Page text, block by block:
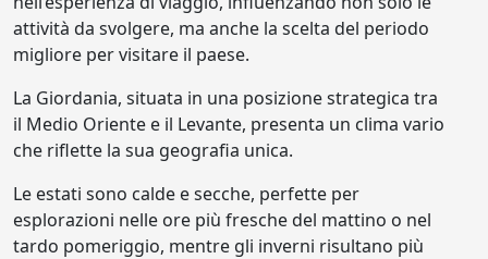
attività da svolgere, ma anche la scelta del periodo
migliore per visitare il paese.
La Giordania, situata in una posizione strategica tra
il Medio Oriente e il Levante, presenta un clima vario
che riflette la sua geografia unica.
Le estati sono calde e secche, perfette per
esplorazioni nelle ore più fresche del mattino o nel
tardo pomeriggio, mentre gli inverni risultano più